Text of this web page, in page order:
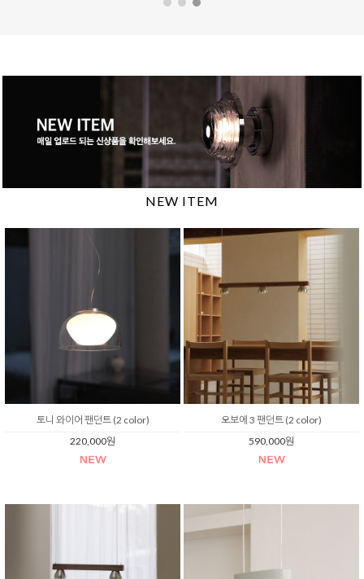
NEW ITEM
토니 와이어 팬던트 (2 color)
220,000원
오보에 3 팬던트 (2 color)
590,000원